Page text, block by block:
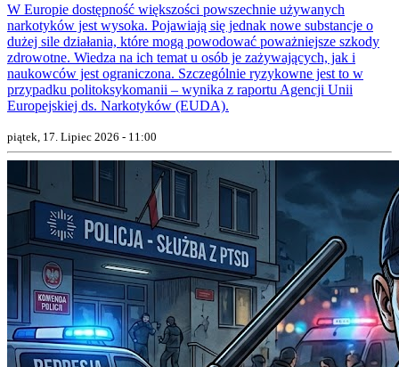
W Europie dostępność większości powszechnie używanych
narkotyków jest wysoka. Pojawiają się jednak nowe substancje o
dużej sile działania, które mogą powodować poważniejsze szkody
zdrowotne. Wiedza na ich temat u osób je zażywających, jak i
naukowców jest ograniczona. Szczególnie ryzykowne jest to w
przypadku politoksykomanii – wynika z raportu Agencji Unii
Europejskiej ds. Narkotyków (EUDA).
piątek, 17. Lipiec 2026 - 11:00